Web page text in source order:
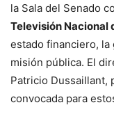
la Sala del Senado
Televisión Nacional
estado financiero,
misión pública. El
Patricio Dussaillant,
convocada para